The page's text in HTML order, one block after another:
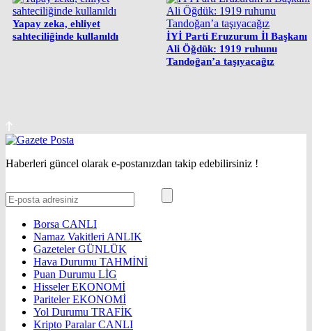
Yapay zeka, ehliyet
sahteciliğinde kullanıldı
İYİ Parti Eruzurum İl Başkanı
Ali Öğdük: 1919 ruhunu
Tandoğan’a taşıyacağız
Haberleri güncel olarak e-postanızdan takip edebilirsiniz !
Borsa CANLI
Namaz Vakitleri ANLIK
GazetelerGÜNLÜK
Hava Durumu TAHMİNİ
Puan Durumu LİG
HisselerEKONOMİ
ParitelerEKONOMİ
Yol Durumu TRAFİK
Kripto ParalarCANLI